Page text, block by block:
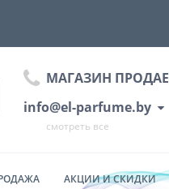
МАГАЗИН
info@el-parfume.by
смотреть все
АКЦИИ И СКИДКИ